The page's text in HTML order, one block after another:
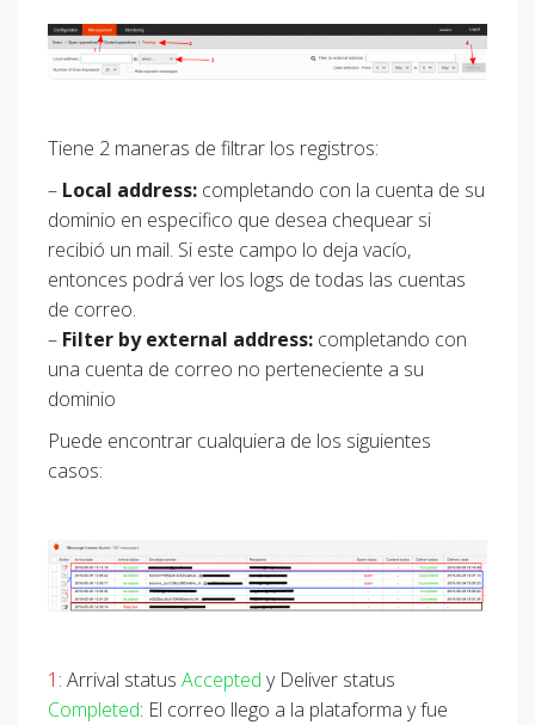
Tiene 2 maneras de filtrar los registros:
– Local address: completando con la cuenta de su
dominio en especifico que desea chequear si
recibió un mail. Si este campo lo deja vacío,
entonces podrá ver los logs de todas las cuentas
de correo.
– Filter by external address: completando con
una cuenta de correo no perteneciente a su
dominio
Puede encontrar cualquiera de los siguientes
casos:
1 : Arrival status Accepted y Deliver status
Completed: El correo llego a la plataforma y fue